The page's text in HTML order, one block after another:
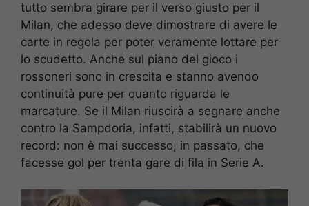
tutto sembra girare per il verso giusto per il
Milan, che adesso deve dimostrare di avere le
carte in regola per poter veramente lottare per
lo scudetto. Anche sul piano del gioco i
rossoneri sono in crescita e stanno avendo
continuità pure per quanto riguarda le
marcature. Se il Milan riuscirà a segnare anche
contro la Sampdoria, infatti, stabilirà un nuovo
record: non è mai successo, in passato, che
facesse gol per trenta gare di fila in Serie A.